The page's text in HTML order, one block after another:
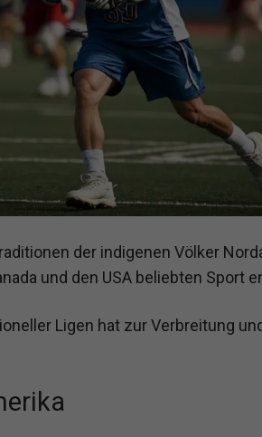
der indigenen Völker
und den USA beliebten Sport
Ligen hat zur Verbreitung